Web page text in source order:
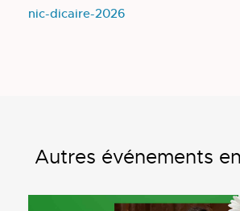
nic-dicaire-2026
Autres événements